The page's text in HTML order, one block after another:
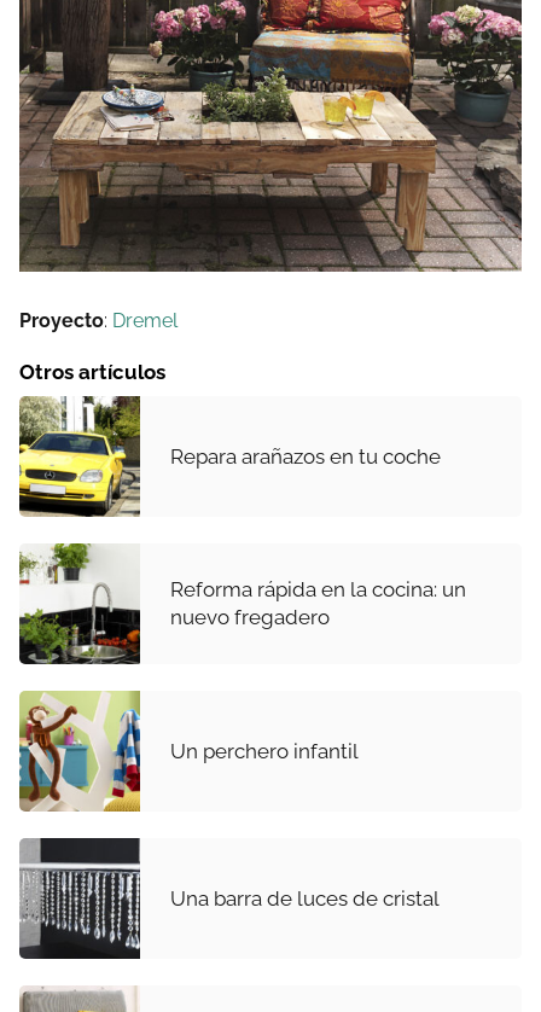
Proyecto: Dremel
Otros artículos
Repara arañazos en tu coche
Reforma rápida en la cocina: un
nuevo fregadero
Un perchero infantil
Una barra de luces de cristal